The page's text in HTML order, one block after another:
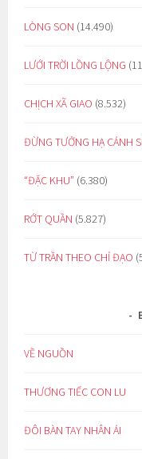
LÒNG SON (14.490)
LƯỚI TRỜI LỒNG LỘNG
CHỊCH XÃ GIAO (8.532)
ĐỪNG TƯỞNG HẠ CÁNH
“ĐẶC KHU” (6.380)
RỚT QUẦN (5.827)
TỪ TRẦN THEO CHỈ ĐẠO
VỀ NGUỒN
THƯƠNG TIẾC CON LU
ĐÔI BÀN TAY NHÂN ÁI